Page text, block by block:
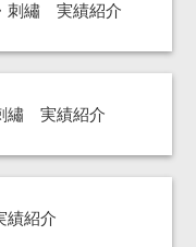
刺繡 実績紹介
繡 実績紹介
績紹介